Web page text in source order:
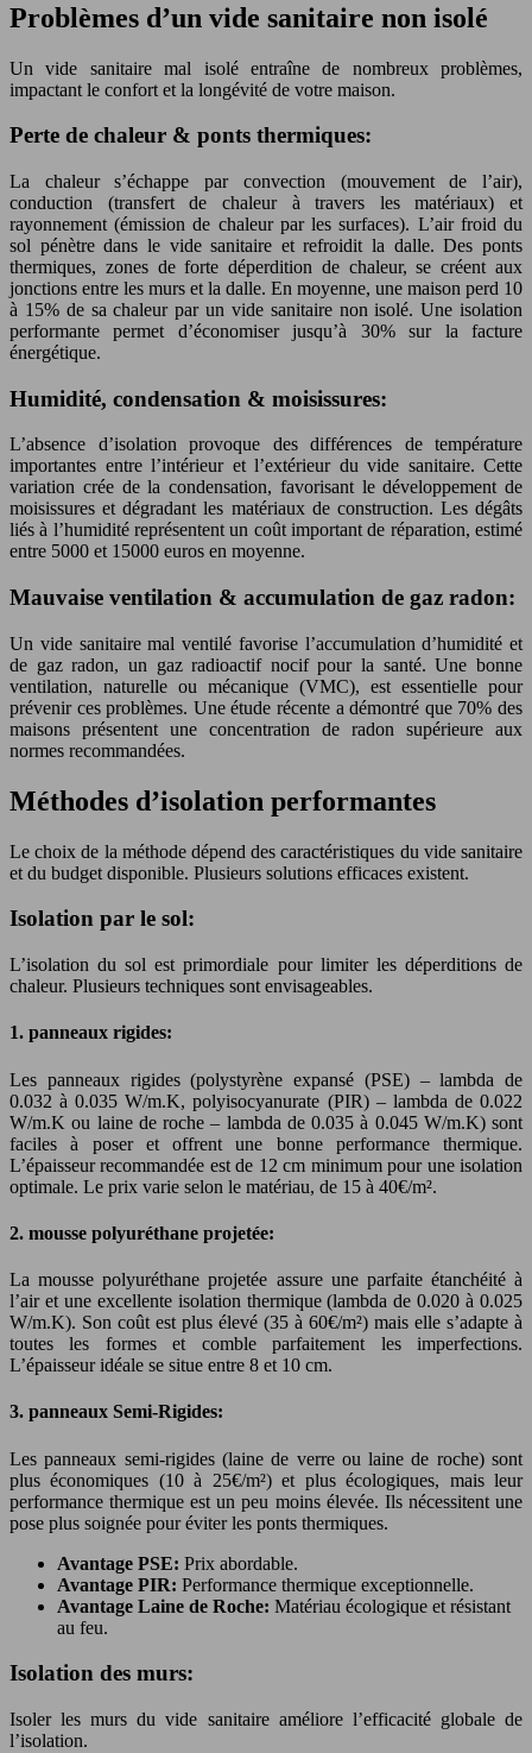
Problèmes d’un vide sanitaire non isolé
Un vide sanitaire mal isolé entraîne de nombreux problèmes,
impactant le confort et la longévité de votre maison.
Perte de chaleur & ponts thermiques:
La chaleur s’échappe par convection (mouvement de l’air),
conduction (transfert de chaleur à travers les matériaux) et
rayonnement (émission de chaleur par les surfaces). L’air froid du
sol pénètre dans le vide sanitaire et refroidit la dalle. Des ponts
thermiques, zones de forte déperdition de chaleur, se créent aux
jonctions entre les murs et la dalle. En moyenne, une maison perd 10
à 15% de sa chaleur par un vide sanitaire non isolé. Une isolation
performante permet d’économiser jusqu’à 30% sur la facture
énergétique.
Humidité, condensation & moisissures:
L’absence d’isolation provoque des différences de température
importantes entre l’intérieur et l’extérieur du vide sanitaire. Cette
variation crée de la condensation, favorisant le développement de
moisissures et dégradant les matériaux de construction. Les dégâts
liés à l’humidité représentent un coût important de réparation, estimé
entre 5000 et 15000 euros en moyenne.
Mauvaise ventilation & accumulation de gaz radon:
Un vide sanitaire mal ventilé favorise l’accumulation d’humidité et
de gaz radon, un gaz radioactif nocif pour la santé. Une bonne
ventilation, naturelle ou mécanique (VMC), est essentielle pour
prévenir ces problèmes. Une étude récente a démontré que 70% des
maisons présentent une concentration de radon supérieure aux
normes recommandées.
Méthodes d’isolation performantes
Le choix de la méthode dépend des caractéristiques du vide sanitaire
et du budget disponible. Plusieurs solutions efficaces existent.
Isolation par le sol:
L’isolation du sol est primordiale pour limiter les déperditions de
chaleur. Plusieurs techniques sont envisageables.
1. panneaux rigides:
Les panneaux rigides (polystyrène expansé (PSE) – lambda de
0.032 à 0.035 W/m.K, polyisocyanurate (PIR) – lambda de 0.022
W/m.K ou laine de roche – lambda de 0.035 à 0.045 W/m.K) sont
faciles à poser et offrent une bonne performance thermique.
L’épaisseur recommandée est de 12 cm minimum pour une isolation
optimale. Le prix varie selon le matériau, de 15 à 40€/m².
2. mousse polyuréthane projetée:
La mousse polyuréthane projetée assure une parfaite étanchéité à
l’air et une excellente isolation thermique (lambda de 0.020 à 0.025
W/m.K). Son coût est plus élevé (35 à 60€/m²) mais elle s’adapte à
toutes les formes et comble parfaitement les imperfections.
L’épaisseur idéale se situe entre 8 et 10 cm.
3. panneaux Semi-Rigides:
Les panneaux semi-rigides (laine de verre ou laine de roche) sont
plus économiques (10 à 25€/m²) et plus écologiques, mais leur
performance thermique est un peu moins élevée. Ils nécessitent une
pose plus soignée pour éviter les ponts thermiques.
Avantage PSE: Prix abordable.
Avantage PIR: Performance thermique exceptionnelle.
Avantage Laine de Roche: Matériau écologique et résistant
au feu.
Isolation des murs:
Isoler les murs du vide sanitaire améliore l’efficacité globale de
l’isolation.